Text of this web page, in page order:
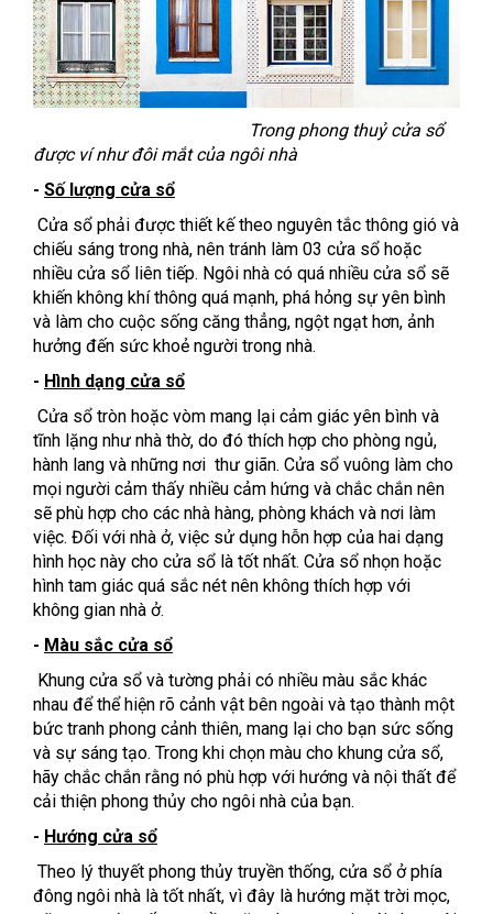
Trong phong thuỷ cửa sổ
được ví như đôi mắt của ngôi nhà
- Số lượng cửa sổ
Cửa sổ phải được thiết kế theo nguyên tắc thông gió và
chiếu sáng trong nhà, nên tránh làm 03 cửa sổ hoặc
nhiều cửa sổ liên tiếp. Ngôi nhà có quá nhiều cửa sổ sẽ
khiến không khí thông quá mạnh, phá hỏng sự yên bình
và làm cho cuộc sống căng thẳng, ngột ngạt hơn, ảnh
hưởng đến sức khoẻ người trong nhà.
- Hình dạng cửa sổ
Cửa sổ tròn hoặc vòm mang lại cảm giác yên bình và
tĩnh lặng như nhà thờ, do đó thích hợp cho phòng ngủ,
hành lang và những nơi thư giãn. Cửa sổ vuông làm cho
mọi người cảm thấy nhiều cảm hứng và chắc chắn nên
sẽ phù hợp cho các nhà hàng, phòng khách và nơi làm
việc. Đối với nhà ở, việc sử dụng hỗn hợp của hai dạng
hình học này cho cửa sổ là tốt nhất. Cửa sổ nhọn hoặc
hình tam giác quá sắc nét nên không thích hợp với
không gian nhà ở.
- Màu sắc cửa sổ
Khung cửa sổ và tường phải có nhiều màu sắc khác
nhau để thể hiện rõ cảnh vật bên ngoài và tạo thành một
bức tranh phong cảnh thiên, mang lại cho bạn sức sống
và sự sáng tạo. Trong khi chọn màu cho khung cửa sổ,
hãy chắc chắn rằng nó phù hợp với hướng và nội thất để
cải thiện phong thủy cho ngôi nhà của bạn.
- Hướng cửa sổ
Theo lý thuyết phong thủy truyền thống, cửa sổ ở phía
đông ngôi nhà là tốt nhất, vì đây là hướng mặt trời mọc,